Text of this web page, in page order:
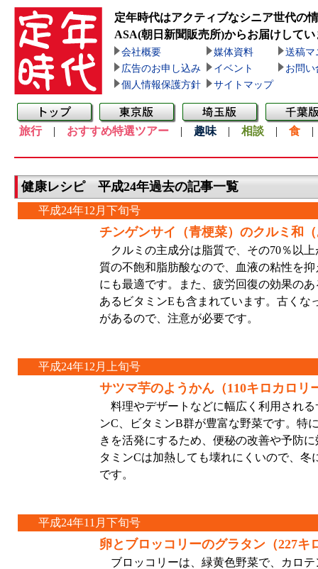
定年時代はアクティブなシニア世代の
ASA(朝日新聞販売所)からお届けしてい
会社概要 媒体資料
送稿マ
広告のお申し込み
イベント
お問い
個人情報保護方針
サイトマップ
旅行| おすすめ特選ツアー | 趣味 | 相談 | 食
健康レシピ 平成24年過去の記事一覧
平成24年12月下旬号
チンゲンサイ（青梗菜）のクルミ和
クルミの主成分は脂質で、その70％以
質の不飽和脂肪酸なので、血液の粘性を
にも最適です。また、疲労回復の効果の
あるビタミンEも含まれています。古く
があるので、注意が必要です。
平成24年12月上旬号
サツマ芋のようかん（110キロカロリ
料理やデザートなどに幅広く利用され
ンC、ビタミンB群が豊富な野菜です。特
きを活発にするため、便秘の改善や予防
タミンCは加熱しても壊れにくいので、
です。
平成24年11月下旬号
卵とブロッコリーのグラタン（227キ
ブロッコリーは、緑黄色野菜で、カロ